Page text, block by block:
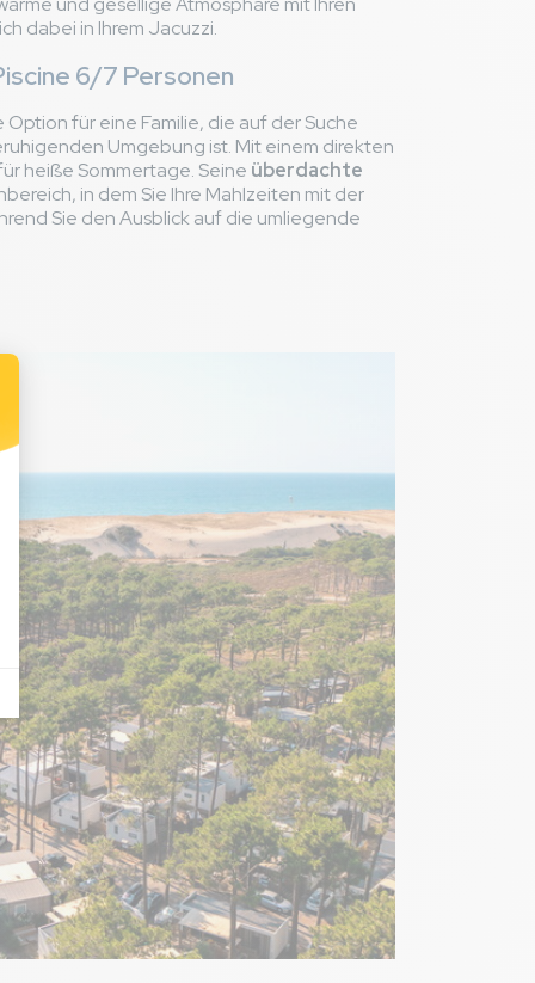
dabei in Ihrem Jacuzzi.
6/7 Personen
für eine Familie, die auf der Suche
Umgebung ist. Mit einem direkten
heiße Sommertage. Seine überdachte
in dem Sie Ihre Mahlzeiten mit der
Sie den Ausblick auf die umliegende
8,2/ 10
peu en retrait
ainsi que
fenêtres ne
ferait plus
détint en
4,8/ 10
pas un
à la même